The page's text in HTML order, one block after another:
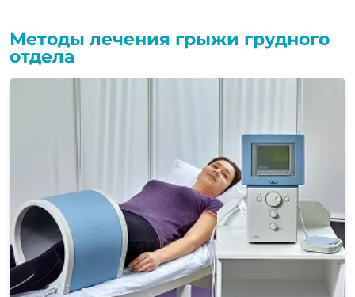
Методы лечения грыжи грудного
отдела